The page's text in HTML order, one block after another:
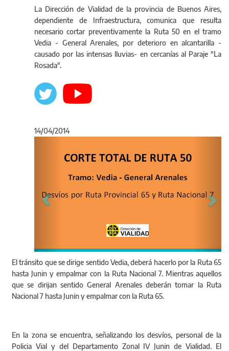
La Dirección de Vialidad de la provincia de Buenos Aires,
dependiente de Infraestructura, comunica que resulta
necesario cortar preventivamente la Ruta 50 en el tramo
Vedia - General Arenales, por deterioro en alcantarilla -
causado por las intensas lluvias- en cercanías al Paraje "La
Rosada".
14/04/2014
Desvíos
El tránsito que se dirige sentido Vedia, deberá hacerlo por la Ruta 65
hasta Junin y empalmar con la Ruta Nacional 7. Mientras aquellos
que se dirijan sentido General Arenales deberán tomar la Ruta
Nacional 7 hasta Junin y empalmar con la Ruta 65.
En la zona se encuentra, señalizando los desvíos, personal de la
Policia Vial y del Departamento Zonal IV Junin de Vialidad. El